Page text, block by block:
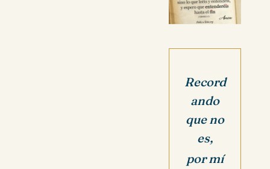
Record
ando
que no
es,
por mí